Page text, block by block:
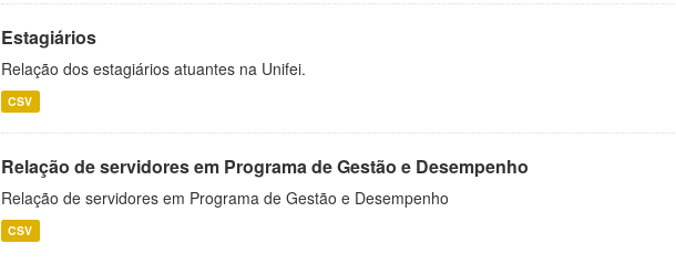
Estagiários
Relação dos estagiários atuantes na Unifei.
CSV
Relação de servidores em Programa de Gestão e Desempenho
Relação de servidores em Programa de Gestão e Desempenho
CSV